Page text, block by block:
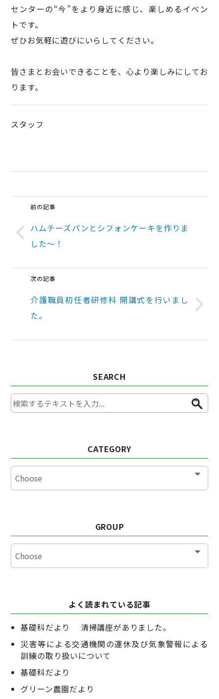
センターの“今”をより身近に感じ、楽しめるイベン
トです。
ぜひお気軽に遊びにいらしてください。
皆さまとお会いできることを、心より楽しみにしてお
ります。
スタッフ
前の記事
ハムチーズパンとシフォンケーキを作りま
した～！
次の記事
介護職員初任者研修科 開講式を行いまし
た。
SEARCH
CATEGORY
GROUP
よく読まれている記事
基礎科だより 清掃講座がありました。
災害等による交通機関の運休及び気象警報による
訓練の取り扱いについて
基礎科だより
グリーン農園だより